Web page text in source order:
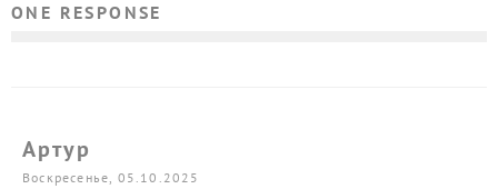
ONE RESPONSE
Артур
Воскресенье, 05.10.2025